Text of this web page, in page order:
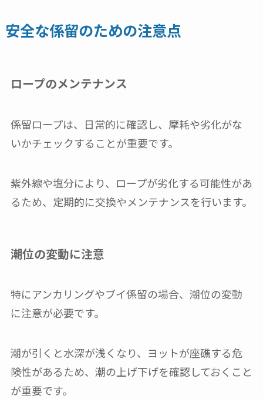
安全な係留のための注意点
ロープのメンテナンス
係留ロープは、日常的に確認し、摩耗や劣化がな
いかチェックすることが重要です。
紫外線や塩分により、ロープが劣化する可能性があ
るため、定期的に交換やメンテナンスを行います。
潮位の変動に注意
特にアンカリングやブイ係留の場合、潮位の変動
に注意が必要です。
潮が引くと水深が浅くなり、ヨットが座礁する危
険性があるため、潮の上げ下げを確認しておくこと
が重要です。